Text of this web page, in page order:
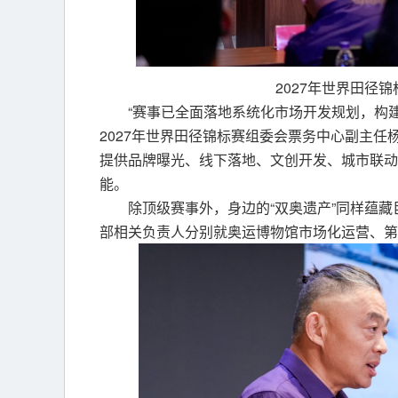
2027年世界田径
“赛事已全面落地系统化市场开发规划，
2027年世界田径锦标赛组委会票务中心副主任
提供品牌曝光、线下落地、文创开发、城市联
能。
除顶级赛事外，身边的“双奥遗产”同样蕴
部相关负责人分别就奥运博物馆市场化运营、